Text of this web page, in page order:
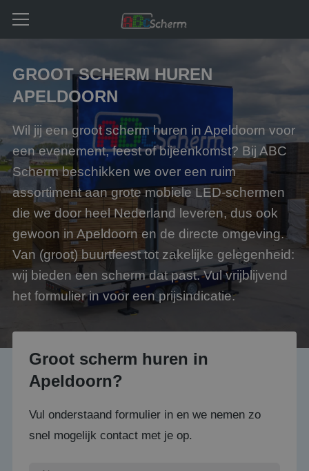
GROOT SCHERM HUREN
APELDOORN
Wil jij een groot scherm huren in Apeldoorn voor
een evenement, feest of bijeenkomst? Bij ABC
Scherm beschikken we over een ruim
assortiment aan grote mobiele LED-schermen
die we door heel Nederland leveren, dus ook
gewoon in Apeldoorn en de directe omgeving.
Van (groot) buurtfeest tot zakelijke gelegenheid:
wij bieden een scherm dat past. Vul vrijblijvend
het formulier in voor een prijsindicatie.
Groot scherm huren in
Apeldoorn?
Vul onderstaand formulier in en we nemen zo
snel mogelijk contact met je op.